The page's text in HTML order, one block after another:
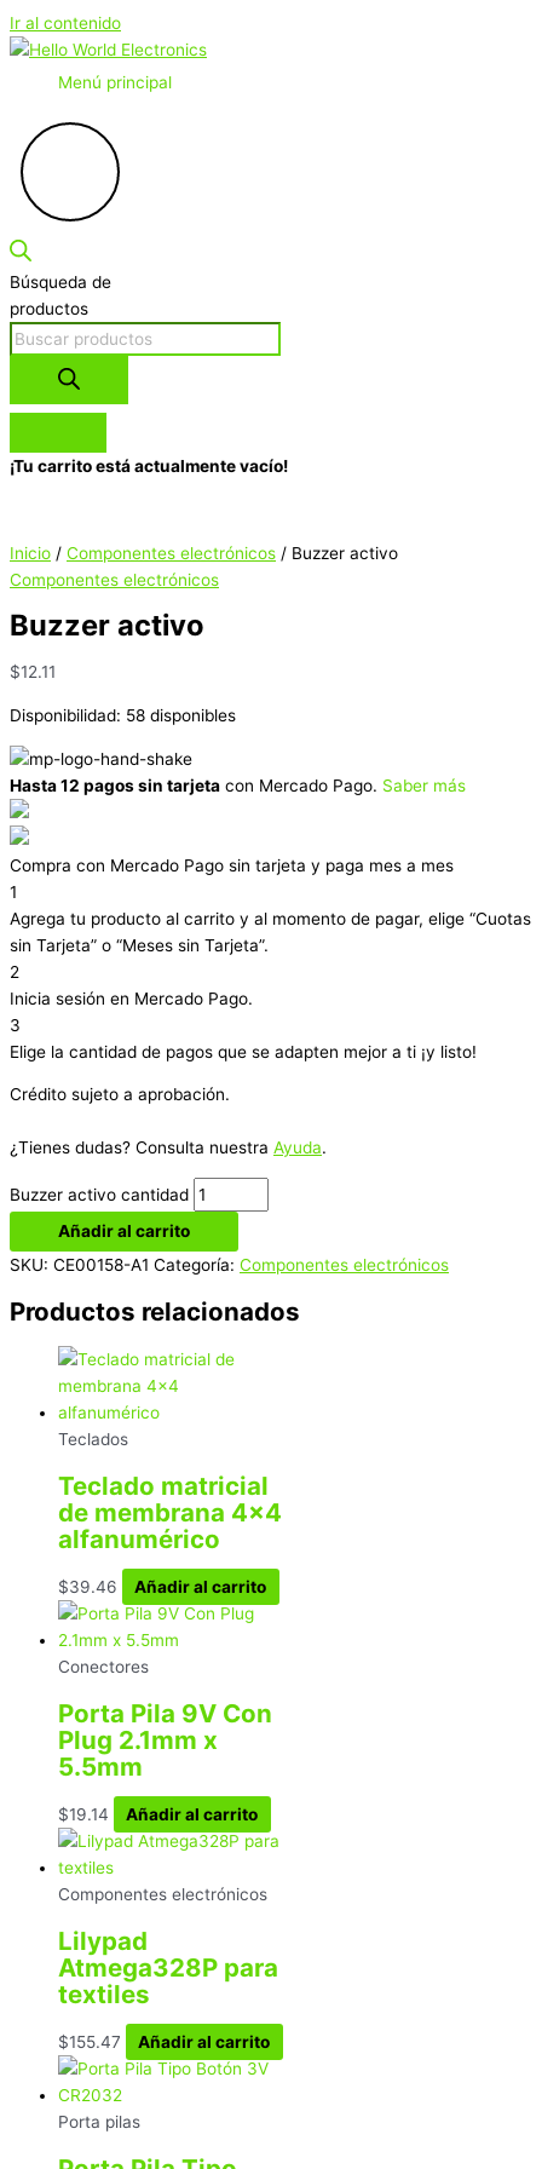
Ir al contenido
Menú principal
Búsqueda de
productos
¡Tu carrito está actualmente vacío!
Inicio / Componentes electrónicos / Buzzer activo
Componentes electrónicos
Buzzer activo
$12.11
Disponibilidad: 58 disponibles
Hasta 12 pagos sin tarjeta con Mercado Pago. Saber más
Compra con Mercado Pago sin tarjeta y paga mes a mes
1
Agrega tu producto al carrito y al momento de pagar, elige “Cuotas
sin Tarjeta” o “Meses sin Tarjeta”.
2
Inicia sesión en Mercado Pago.
3
Elige la cantidad de pagos que se adapten mejor a ti ¡y listo!
Crédito sujeto a aprobación.
¿Tienes dudas? Consulta nuestra Ayuda.
Buzzer activo cantidad
Añadir al carrito
SKU: CE00158-A1 Categoría: Componentes electrónicos
Productos relacionados
Teclados
Teclado matricial
de membrana 4×4
alfanumérico
$39.46 Añadir al carrito
Conectores
Porta Pila 9V Con
Plug 2.1mm x
5.5mm
$19.14 Añadir al carrito
Componentes electrónicos
Lilypad
Atmega328P para
textiles
$155.47 Añadir al carrito
Porta pilas